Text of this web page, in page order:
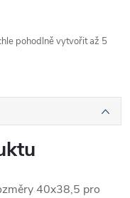
pohodlně vytvořit až 5
40x38,5 pro